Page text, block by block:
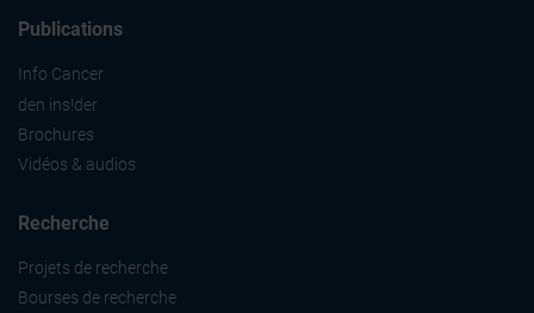
Publications
Info Cancer
den ins!der
Brochures
Vidéos & audios
Recherche
Projets de recherche
Bourses de recherche